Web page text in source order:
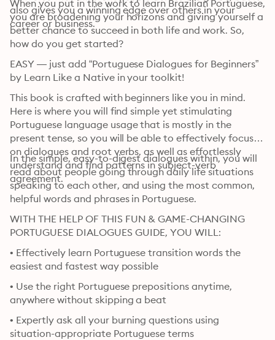
also gives you a winning edge over others in your
career or business.
When you put in the work to learn Brazilian Portuguese,
you are broadening your horizons and giving yourself a
better chance to succeed in both life and work. So,
how do you get started?
EASY — just add “Portuguese Dialogues for Beginners”
by Learn Like a Native in your toolkit!
This book is crafted with beginners like you in mind.
Here is where you will find simple yet stimulating
Portuguese language usage that is mostly in the
present tense, so you will be able to effectively focus
on dialogues and root verbs, as well as effortlessly
understand and find patterns in subject-verb
agreement.
In the simple, easy-to-digest dialogues within, you will
read about people going through daily life situations
speaking to each other, and using the most common,
helpful words and phrases in Portuguese.
WITH THE HELP OF THIS FUN & GAME-CHANGING
PORTUGUESE DIALOGUES GUIDE, YOU WILL:
• Effectively learn Portuguese transition words the
easiest and fastest way possible
• Use the right Portuguese prepositions anytime,
anywhere without skipping a beat
• Expertly ask all your burning questions using
situation-appropriate Portuguese terms